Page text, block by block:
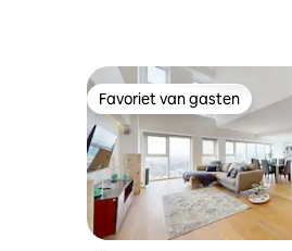
Favoriet van gasten
Favoriet van gasten